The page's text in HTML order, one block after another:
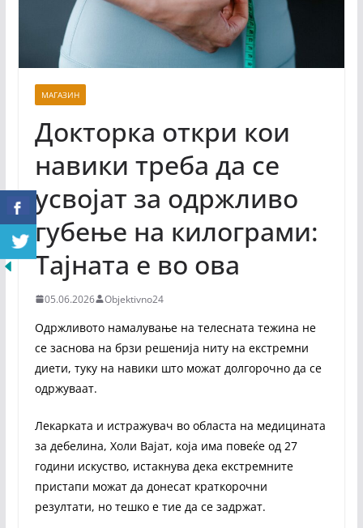
МАГАЗИН
Докторка откри кои
навики треба да се
усвојат за одржливо
губење на килограми:
Тајната е во ова
05.06.2026 Objektivno24
Одржливото намалување на телесната тежина не
се заснова на брзи решенија ниту на екстремни
диети, туку на навики што можат долгорочно да се
одржуваат.
Лекарката и истражувач во областа на медицината
за дебелина, Холи Вајат, која има повеќе од 27
години искуство, истакнува дека екстремните
пристапи можат да донесат краткорочни
резултати, но тешко е тие да се задржат.